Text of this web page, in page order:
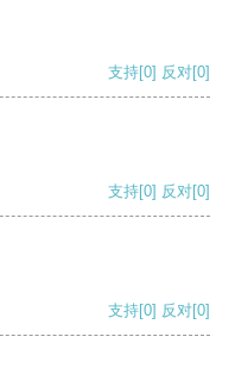
支持[0] 反对[0]
支持[0] 反对[0]
支持[0] 反对[0]